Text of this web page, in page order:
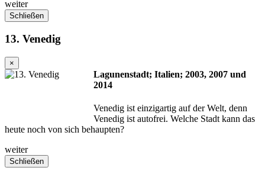
weiter
Schließen
13. Venedig
×
Lagunenstadt; Italien; 2003, 2007 und
2014
Venedig ist einzigartig auf der Welt, denn
Venedig ist autofrei. Welche Stadt kann das
heute noch von sich behaupten?
weiter
Schließen